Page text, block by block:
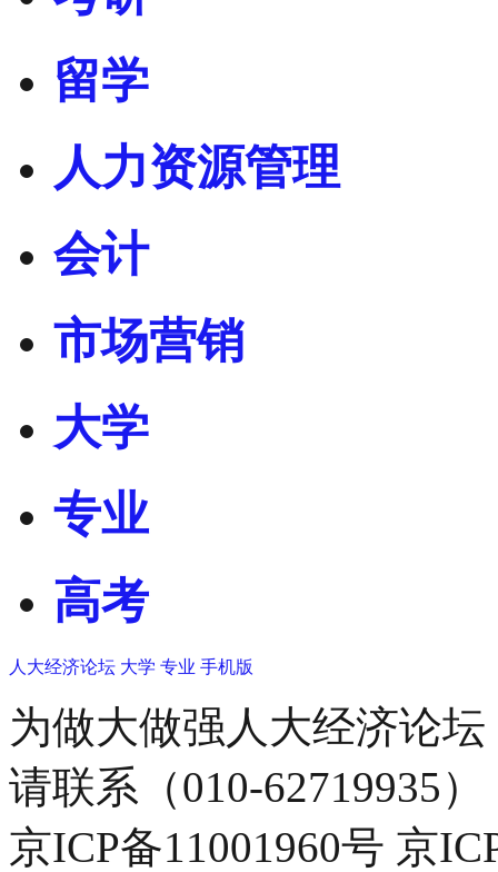
留学
人力资源管理
会计
市场营销
大学
专业
高考
人大经济论坛 大学 专业 手机版
为做大做强人大经济论
请联系（010-62719935）
京ICP备11001960号 京